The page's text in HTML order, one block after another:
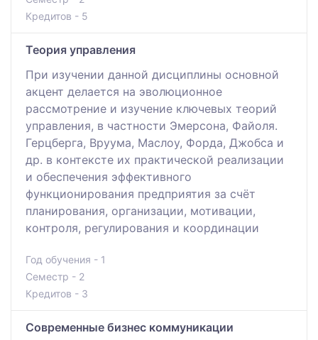
Кредитов - 5
Теория управления
При изучении данной дисциплины основной
акцент делается на эволюционное
рассмотрение и изучение ключевых теорий
управления, в частности Эмерсона, Файоля.
Герцберга, Вруума, Маслоу, Форда, Джобса и
др. в контексте их практической реализации
и обеспечения эффективного
функционирования предприятия за счёт
планирования, организации, мотивации,
контроля, регулирования и координации
Год обучения - 1
Семестр - 2
Кредитов - 3
Современные бизнес коммуникации